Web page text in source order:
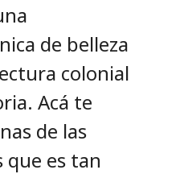
de belleza
colonial
Acá te
de las
que es tan